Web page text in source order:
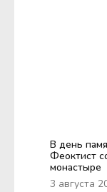
В день
Феоктист
монастыре
3 августа